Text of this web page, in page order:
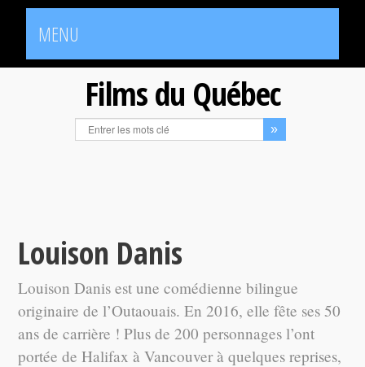
MENU
Films du Québec
Louison Danis
Louison Danis est une comédienne bilingue
originaire de l’Outaouais. En 2016, elle fête ses 50
ans de carrière ! Plus de 200 personnages l’ont
portée de Halifax à Vancouver à quelques reprises,